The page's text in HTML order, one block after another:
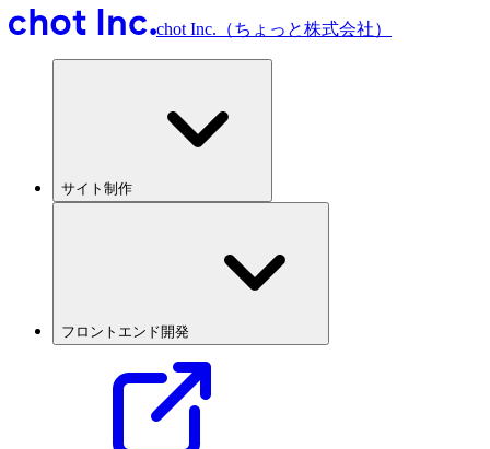
chot Inc.（ちょっと株式会社）
サイト制作
フロントエンド開発